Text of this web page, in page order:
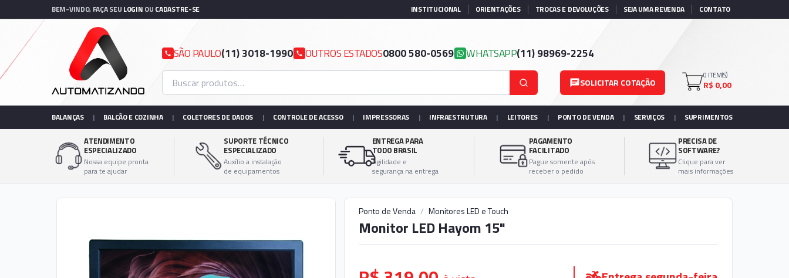
BEM-VINDO, FAÇA SEU LOGIN OU CADASTRE-SE INSTITUCIONAL ORIENTAÇÕES TROCAS E DEVOLUÇÕES SEJA UMA REVENDA CONTATO
SÃO PAULO(11) 3018-1990 OUTROS ESTADOS0800 580-0569 WHATSAPP(11) 98969-2254
SOLICITAR COTAÇÃO
0 ITEM(S)
R$ 0,00
BALANÇAS | BALCÃO E COZINHA | COLETORES DE DADOS | CONTROLE DE ACESSO | IMPRESSORAS | INFRAESTRUTURA | LEITORES | PONTO DE VENDA | SERVIÇOS | SUPRIMENTOS
ATENDIMENTO
ESPECIALIZADO
Nossa equipe pronta
para te ajudar
SUPORTE TÉCNICO
ESPECIALIZADO
Auxílio a instalação
de equipamentos
ENTREGA PARA
TODO BRASIL
Agilidade e
segurança na entrega
PAGAMENTO
FACILITADO
Pague somente após
receber o pedido
PRECISA DE
SOFTWARE?
Clique para ver
mais informações
Ponto de Venda / Monitores LED e Touch
Monitor LED Hayom 15"